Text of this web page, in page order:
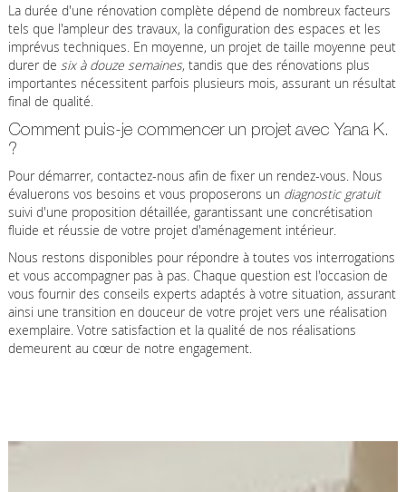
La durée d'une rénovation complète dépend de nombreux facteurs
tels que l'ampleur des travaux, la configuration des espaces et les
imprévus techniques. En moyenne, un projet de taille moyenne peut
durer de six à douze semaines, tandis que des rénovations plus
importantes nécessitent parfois plusieurs mois, assurant un résultat
final de qualité.
Comment puis-je commencer un projet avec Yana K.
?
Pour démarrer, contactez-nous afin de fixer un rendez-vous. Nous
évaluerons vos besoins et vous proposerons un diagnostic gratuit
suivi d'une proposition détaillée, garantissant une concrétisation
fluide et réussie de votre projet d'aménagement intérieur.
Nous restons disponibles pour répondre à toutes vos interrogations
et vous accompagner pas à pas. Chaque question est l'occasion de
vous fournir des conseils experts adaptés à votre situation, assurant
ainsi une transition en douceur de votre projet vers une réalisation
exemplaire. Votre satisfaction et la qualité de nos réalisations
demeurent au cœur de notre engagement.